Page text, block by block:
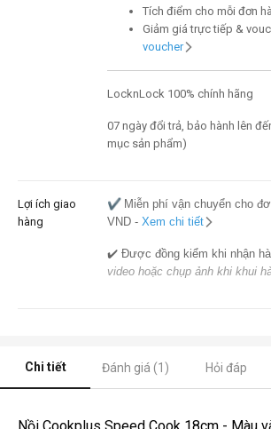
Tích điểm cho mỗi đơn
Giảm giá trực tiếp &
voucher
LocknLock 100% chính hãng
07 ngày đổi trả, bảo hành lên
mục sản phẩm)
Lợi ích giao
hàng
✔️ Miễn phí vận chuyển cho
VND - Xem chi tiết
✔️ Được đồng kiểm khi nhận
video hoặc chụp ảnh khi khui
Chi tiết Đánh giá (1) Hỏi đáp